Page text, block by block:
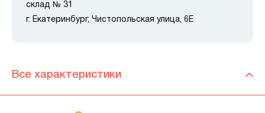
склад № 31
г. Екатеринбург, Чистопольская улица, 6Е
Все характеристики